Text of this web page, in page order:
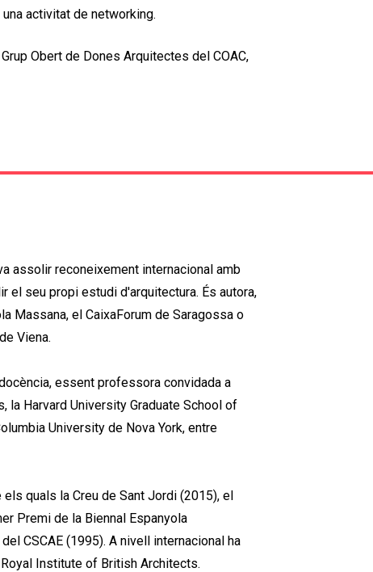
una activitat de networking.
Obert de Dones Arquitectes del COAC,
assolir reconeixement internacional amb
el seu propi estudi d'arquitectura. És autora,
Massana, el CaixaForum de Saragossa o
Viena.
essent professora convidada a
la Harvard University Graduate School of
University de Nova York, entre
quals la Creu de Sant Jordi (2015), el
Premi de la Biennal Espanyola
CSCAE (1995). A nivell internacional ha
Institute of British Architects.